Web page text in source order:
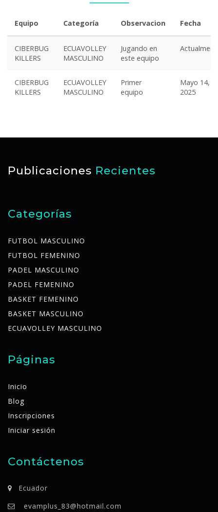
Equipo Categoría Observacion Fecha
CIBERBUG
KILLERS
ECUAVOLLEY
MASCULINO
Jugando en
este equipo
CIBERBUG
KILLERS
ECUAVOLLEY
MASCULINO
Primer
equipo
Mayo 14,
2025
Publicaciones Recientes
Categorías
FUTBOL MASCULINO
FUTBOL FEMENINO
PADEL MASCULINO
PADEL FEMENINO
BASKET FEMENINO
BASKET MASCULINO
ECUAVOLLEY MASCULINO
Páginas
Inicio
Blog
Inscripciones
Iniciar sesión
Contáctenos
Ecuador
evamplus_83@hotmail.com